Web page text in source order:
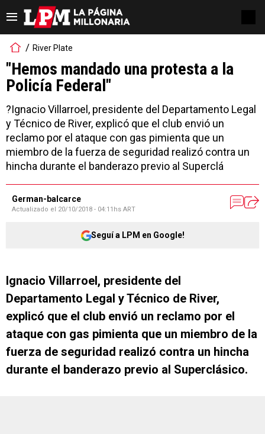
River Plate
"Hemos mandado una protesta a la
Policía Federal"
?Ignacio Villarroel, presidente del Departamento Legal
y Técnico de River, explicó que el club envió un
reclamo por el ataque con gas pimienta que un
miembro de la fuerza de seguridad realizó contra un
hincha durante el banderazo previo al Superclá
German-balcarce
Actualizado el 20/10/2018 - 04:11hs ART
Seguí a LPM en Google!
Ignacio Villarroel, presidente del
Departamento Legal y Técnico de River,
explicó que el club envió un reclamo por el
ataque con gas pimienta que un miembro de la
fuerza de seguridad realizó contra un hincha
durante el banderazo previo al Superclásico.